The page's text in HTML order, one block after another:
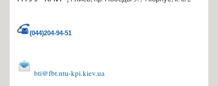
Контакты
Научные разработки Костик Сергей Игоревич
(044)204-94-51
bti@fbt.ntu-kpi.kiev.ua